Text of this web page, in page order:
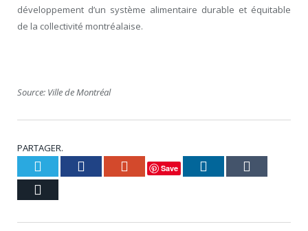
développement d’un système alimentaire durable et équitable
de la collectivité montréalaise.
Source: Ville de Montréal
PARTAGER.
Twitter Facebook Google+
Save LinkedIn